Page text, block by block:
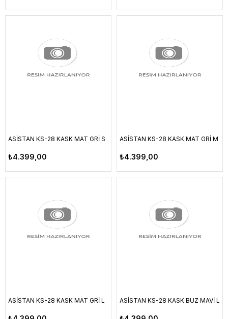
ASİSTAN KS-28 KASK MAT GRİ S
₺4.399,00
ASİSTAN KS-28 KASK MAT GRİ M
₺4.399,00
ASİSTAN KS-28 KASK MAT GRİ L ASİSTAN KS-28 KASK BUZ MAVİ L